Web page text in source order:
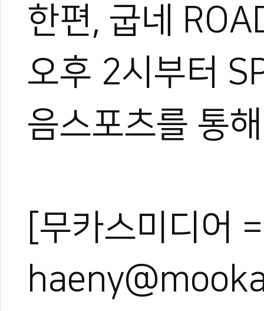
한편, 굽네
오후 2시부터
음스포츠를 통
[무카스미디어